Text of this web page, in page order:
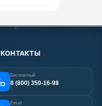
КОНТАКТЫ
Бесплатный
8 (800) 350-16-98
Email